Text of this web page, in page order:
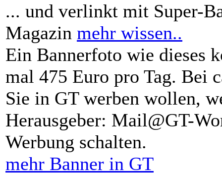
... und verlinkt mit Super-
Magazin mehr wissen..
Ein Bannerfoto wie dieses
mal 475 Euro pro Tag. Bei
Sie in GT werben wollen,
Herausgeber: Mail@GT-
Werbung schalten.
mehr Banner in GT